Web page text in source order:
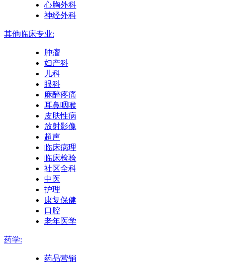
心胸外科
神经外科
其他临床专业:
肿瘤
妇产科
儿科
眼科
麻醉疼痛
耳鼻咽喉
皮肤性病
放射影像
超声
临床病理
临床检验
社区全科
中医
护理
康复保健
口腔
老年医学
药学:
药品营销